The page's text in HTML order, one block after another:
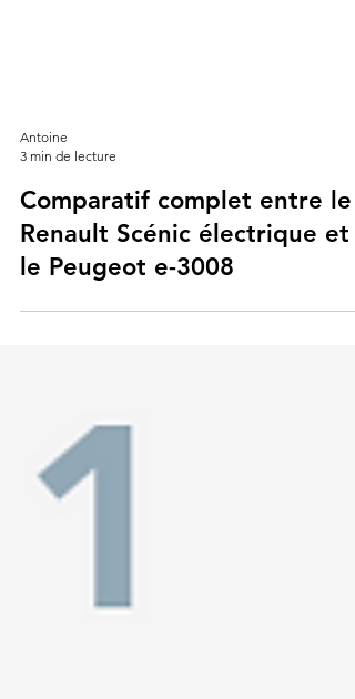
Antoine
3 min de lecture
Comparatif complet entre le
Renault Scénic électrique et
le Peugeot e-3008